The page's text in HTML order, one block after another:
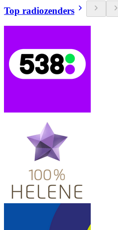
Top radiozenders